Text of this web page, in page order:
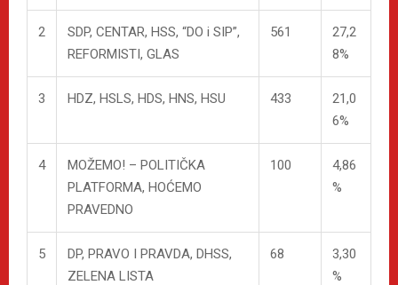
2
SDP, CENTAR, HSS, “DO i SIP”,
REFORMISTI, GLAS
561
27,2
8%
3 HDZ, HSLS, HDS, HNS, HSU 433
21,0
6%
4
MOŽEMO! – POLITIČKA
PLATFORMA, HOĆEMO
PRAVEDNO
100
4,86
%
5
DP, PRAVO I PRAVDA, DHSS,
ZELENA LISTA
68
3,30
%